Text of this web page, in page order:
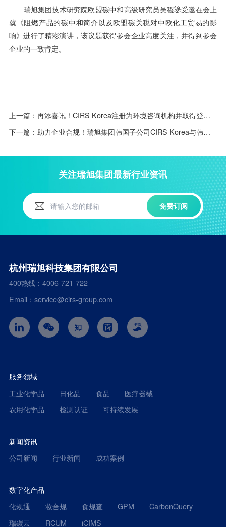
瑞旭集团技术研究院欧盟碳中和高级研究员吴稷鎏受邀在会上
就《阻燃产品的碳中和简介以及欧盟碳关税对中欧化工贸易的影
响》进行了精彩演讲，该议题获得参会企业高度关注，并得到参会
企业的一致肯定。
上一篇： 再添喜讯！CIRS Korea注册为环境咨询机构并取得登记证
下一篇： 助力企业合规！瑞旭集团韩国子公司CIRS Korea与韩国岭南大学合作成立检测实验室
关注瑞旭集团最新行业资讯
免费订阅
杭州瑞旭科技集团有限公司
400热线：4006-721-722
Email：service@cirs-group.com
服务领域
工业化学品
日化品 食品
医疗器械
农用化学品
检测认证 可持续发展
新闻资讯
公司新闻
行业新闻 成功案例
数字化产品
化规通
妆合规 食规查 GPM
CarbonQuery
瑞碳云
RCUM iCIMS